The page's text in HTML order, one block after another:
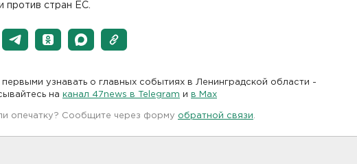
против стран ЕС.
узнавать о главных событиях в Ленинградской области -
на канал 47news в Telegram и в Maх
опечатку? Сообщите через форму обратной связи